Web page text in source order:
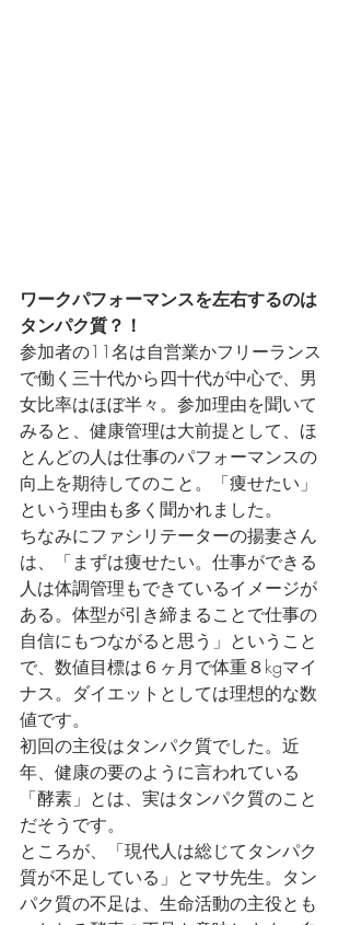
ワークパフォーマンスを左右するのは
タンパク質？！
参加者の11名は自営業かフリーランス
で働く三十代から四十代が中心で、男
女比率はほぼ半々。参加理由を聞いて
みると、健康管理は大前提として、ほ
とんどの人は仕事のパフォーマンスの
向上を期待してのこと。「痩せたい」
という理由も多く聞かれました。
ちなみにファシリテーターの揚妻さん
は、「まずは痩せたい。仕事ができる
人は体調管理もできているイメージが
ある。体型が引き締まることで仕事の
自信にもつながると思う」ということ
で、数値目標は６ヶ月で体重８kgマイ
ナス。ダイエットとしては理想的な数
値です。
初回の主役はタンパク質でした。近
年、健康の要のように言われている
「酵素」とは、実はタンパク質のこと
だそうです。
ところが、「現代人は総じてタンパク
質が不足している」とマサ先生。タン
パク質の不足は、生命活動の主役とも